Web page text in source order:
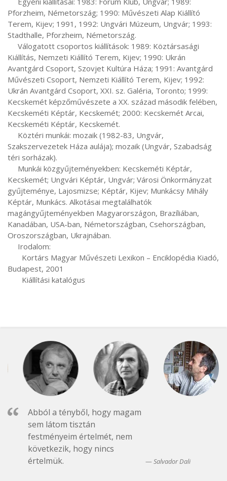
Pforzheim, Németország; 1990: Művészeti Alap Kiállító
Terem, Kijev; 1991, 1992: Ungvári Múzeum, Ungvár; 1993:
Stadthalle, Pforzheim, Németország.
Kiállítás, Nemzeti Kiállító Terem, Kijev; 1990: Ukrán
Avantgárd Csoport, Szovjet Kultúra Háza; 1991: Avantgárd
Művészeti Csoport, Nemzeti Kiállító Terem, Kijev; 1992:
Ukrán Avantgárd Csoport, XXI. sz. Galéria, Toronto; 1999:
Kecskemét képzőművészete a XX. század második felében,
Kecskeméti Képtár, Kecskemét; 2000: Kecskemét Arcai,
Kecskeméti Képtár, Kecskemét.
Szakszervezetek Háza aulája); mozaik (Ungvár, Szabadság
téri sorházak).
Kecskemét; Ungvári Képtár, Ungvár; Városi Önkormányzat
gyűjteménye, Lajosmizse; Képtár, Kijev; Munkácsy Mihály
Képtár, Munkács. Alkotásai megtalálhatók
magángyűjteményekben Magyarországon, Brazíliában,
Kanadában, USA-ban, Németországban, Csehországban,
Oroszországban, Ukrajnában.
Budapest, 2001
       Kiállítási katalógus
Abból a tényből, hogy magam
sem látom tisztán
festményeim értelmét, nem
következik, hogy nincs
értelmük.
Salvador Dali